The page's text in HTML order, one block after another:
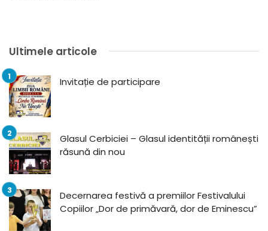
Ultimele articole
Invitație de participare
Glasul Cerbiciei – Glasul identității românești
răsună din nou
Decernarea festivă a premiilor Festivalului
Copiilor „Dor de primăvară, dor de Eminescu”